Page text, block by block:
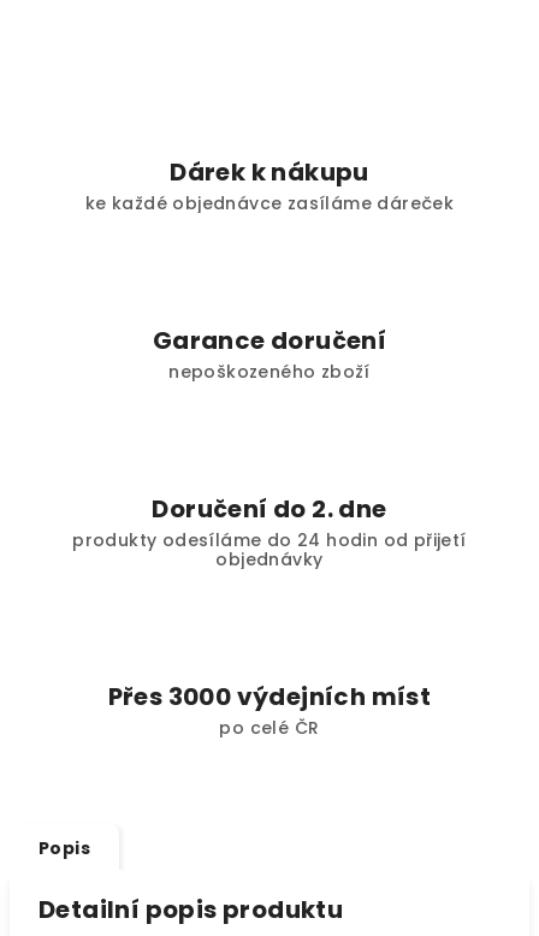
Dárek k nákupu
ke každé objednávce zasíláme dáreček
Garance doručení
nepoškozeného zboží
Doručení do 2. dne
produkty odesíláme do 24 hodin od přijetí
objednávky
Přes 3000 výdejních míst
po celé ČR
Popis
Detailní popis produktu